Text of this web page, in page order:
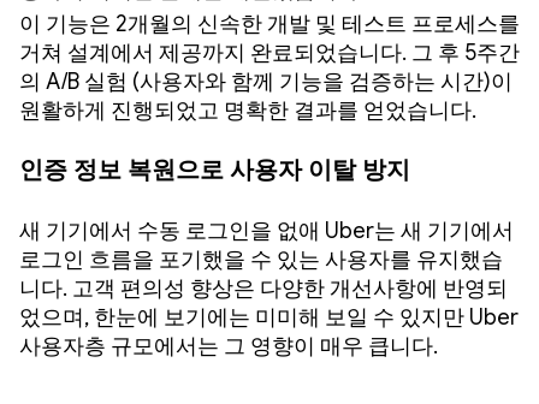
이 기능은 2개월의 신속한 개발 및 테스트 프로세스를
거쳐 설계에서 제공까지 완료되었습니다. 그 후 5주간
의 A/B 실험 (사용자와 함께 기능을 검증하는 시간)이
원활하게 진행되었고 명확한 결과를 얻었습니다.
인증 정보 복원으로 사용자 이탈 방지
새 기기에서 수동 로그인을 없애 Uber는 새 기기에서
로그인 흐름을 포기했을 수 있는 사용자를 유지했습
니다. 고객 편의성 향상은 다양한 개선사항에 반영되
었으며, 한눈에 보기에는 미미해 보일 수 있지만 Uber
사용자층 규모에서는 그 영향이 매우 큽니다.